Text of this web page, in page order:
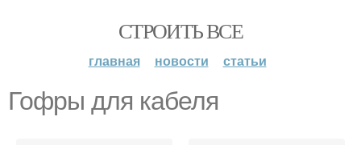
СТРОИТЬ ВСЕ
главная новости статьи
Гофры для кабеля